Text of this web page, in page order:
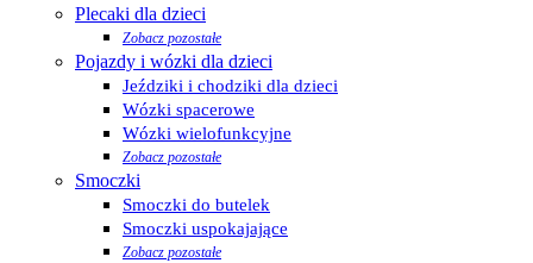
Plecaki dla dzieci
Zobacz pozostałe
Pojazdy i wózki dla dzieci
Jeździki i chodziki dla dzieci
Wózki spacerowe
Wózki wielofunkcyjne
Zobacz pozostałe
Smoczki
Smoczki do butelek
Smoczki uspokajające
Zobacz pozostałe